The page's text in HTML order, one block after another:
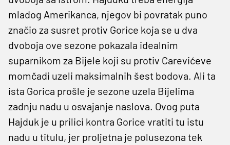
mladog Amerikanca, njegov bi povratak puno
značio za susret protiv Gorice koja se u dva
dvoboja ove sezone pokazala idealnim
suparnikom za Bijele koji su protiv Carevićeve
momčadi uzeli maksimalnih šest bodova. Ali ta
ista Gorica prošle je sezone uzela Bijelima
zadnju nadu u osvajanje naslova. Ovog puta
Hajduk je u prilici kontra Gorice vratiti tu istu
nadu u titulu, jer proljetna je polusezona tek